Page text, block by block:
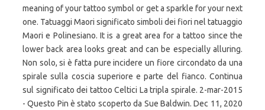
meaning of your tattoo symbol or get a sparkle for your next
one. Tatuaggi Maori significato simboli dei fiori nel tatuaggio
Maori e Polinesiano. It is a great area for a tattoo since the
lower back area looks great and can be especially alluring.
Non solo, si è fatta pure incidere un fiore circondato da una
spirale sulla coscia superiore e parte del fianco. Continua
sul significato dei tattoo Celtici La tripla spirale. 2-mar-2015
- Questo Pin è stato scoperto da Sue Baldwin. Dec 11, 2020